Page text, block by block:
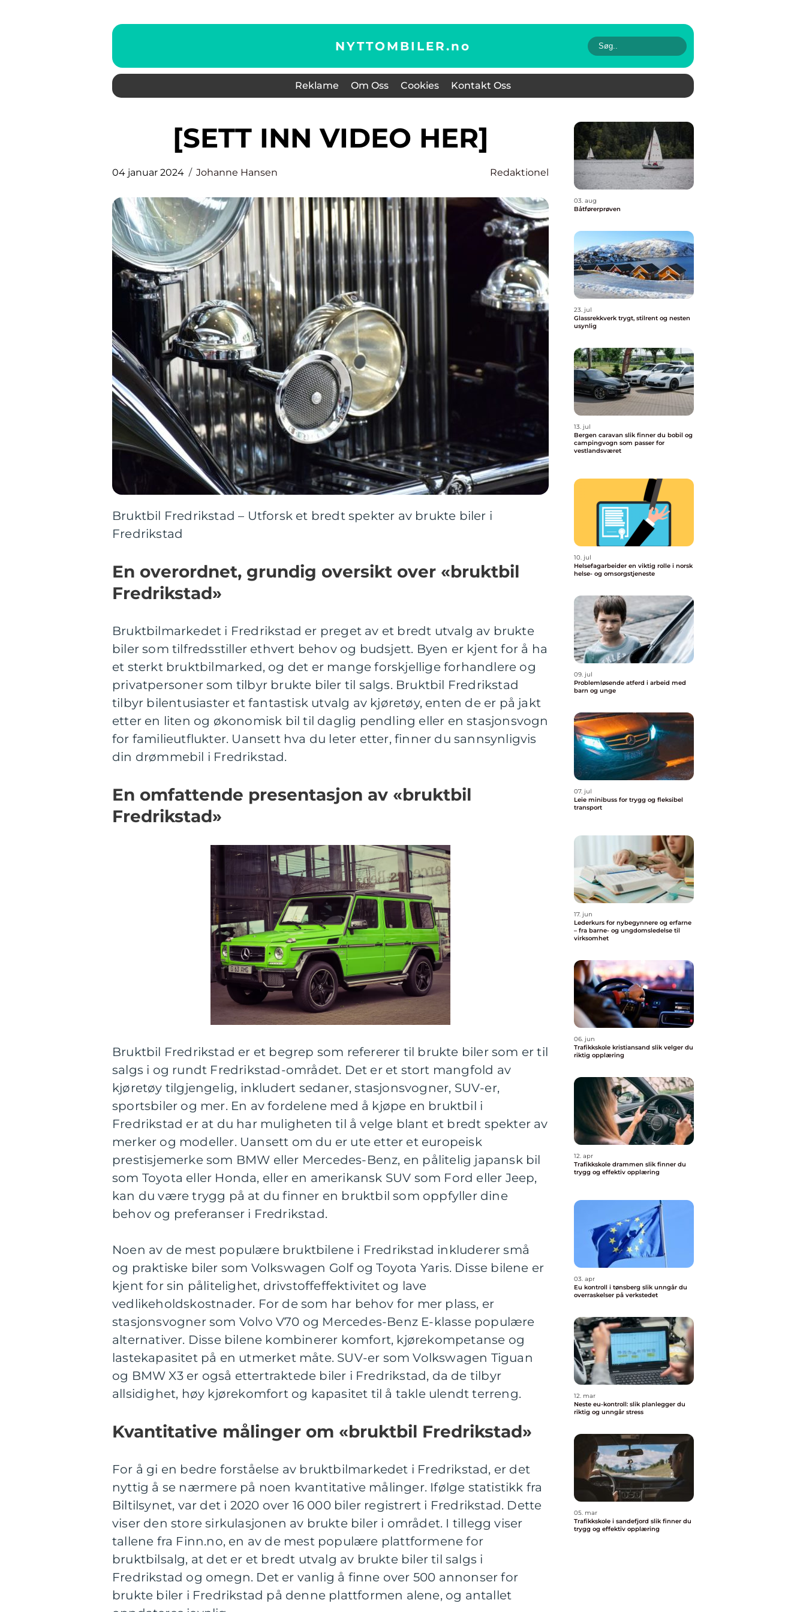
NYTTOMBILER.no
Reklame Om Oss Cookies Kontakt Oss
[SETT INN VIDEO HER]
04 januar 2024 Johanne Hansen Redaktionel
Bruktbil Fredrikstad – Utforsk et bredt spekter av brukte biler i
Fredrikstad
En overordnet, grundig oversikt over «bruktbil
Fredrikstad»
Bruktbilmarkedet i Fredrikstad er preget av et bredt utvalg av brukte
biler som tilfredsstiller ethvert behov og budsjett. Byen er kjent for å ha
et sterkt bruktbilmarked, og det er mange forskjellige forhandlere og
privatpersoner som tilbyr brukte biler til salgs. Bruktbil Fredrikstad
tilbyr bilentusiaster et fantastisk utvalg av kjøretøy, enten de er på jakt
etter en liten og økonomisk bil til daglig pendling eller en stasjonsvogn
for familieutflukter. Uansett hva du leter etter, finner du sannsynligvis
din drømmebil i Fredrikstad.
En omfattende presentasjon av «bruktbil
Fredrikstad»
Bruktbil Fredrikstad er et begrep som refererer til brukte biler som er til
salgs i og rundt Fredrikstad-området. Det er et stort mangfold av
kjøretøy tilgjengelig, inkludert sedaner, stasjonsvogner, SUV-er,
sportsbiler og mer. En av fordelene med å kjøpe en bruktbil i
Fredrikstad er at du har muligheten til å velge blant et bredt spekter av
merker og modeller. Uansett om du er ute etter et europeisk
prestisjemerke som BMW eller Mercedes-Benz, en pålitelig japansk bil
som Toyota eller Honda, eller en amerikansk SUV som Ford eller Jeep,
kan du være trygg på at du finner en bruktbil som oppfyller dine
behov og preferanser i Fredrikstad.
Noen av de mest populære bruktbilene i Fredrikstad inkluderer små
og praktiske biler som Volkswagen Golf og Toyota Yaris. Disse bilene er
kjent for sin pålitelighet, drivstoffeffektivitet og lave
vedlikeholdskostnader. For de som har behov for mer plass, er
stasjonsvogner som Volvo V70 og Mercedes-Benz E-klasse populære
alternativer. Disse bilene kombinerer komfort, kjørekompetanse og
lastekapasitet på en utmerket måte. SUV-er som Volkswagen Tiguan
og BMW X3 er også ettertraktede biler i Fredrikstad, da de tilbyr
allsidighet, høy kjørekomfort og kapasitet til å takle ulendt terreng.
Kvantitative målinger om «bruktbil Fredrikstad»
For å gi en bedre forståelse av bruktbilmarkedet i Fredrikstad, er det
nyttig å se nærmere på noen kvantitative målinger. Ifølge statistikk fra
Biltilsynet, var det i 2020 over 16 000 biler registrert i Fredrikstad. Dette
viser den store sirkulasjonen av brukte biler i området. I tillegg viser
tallene fra Finn.no, en av de mest populære plattformene for
bruktbilsalg, at det er et bredt utvalg av brukte biler til salgs i
Fredrikstad og omegn. Det er vanlig å finne over 500 annonser for
brukte biler i Fredrikstad på denne plattformen alene, og antallet
03. aug
Båtførerprøven
23. jul
Glassrekkverk trygt, stilrent og nesten
usynlig
13. jul
Bergen caravan slik finner du bobil og
campingvogn som passer for
vestlandsværet
10. jul
Helsefagarbeider en viktig rolle i norsk
helse- og omsorgstjeneste
09. jul
Problemløsende atferd i arbeid med
barn og unge
07. jul
Leie minibuss for trygg og fleksibel
transport
17. jun
Lederkurs for nybegynnere og erfarne
– fra barne- og ungdomsledelse til
virksomhet
06. jun
Trafikkskole kristiansand slik velger du
riktig opplæring
12. apr
Trafikkskole drammen slik finner du
trygg og effektiv opplæring
03. apr
Eu kontroll i tønsberg slik unngår du
overraskelser på verkstedet
12. mar
Neste eu-kontroll: slik planlegger du
riktig og unngår stress
05. mar
Trafikkskole i sandefjord slik finner du
trygg og effektiv opplæring